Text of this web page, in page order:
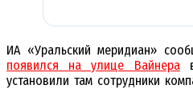
ИА «Уральский меридиан»
появился на улице Вайнера
установили там сотрудники